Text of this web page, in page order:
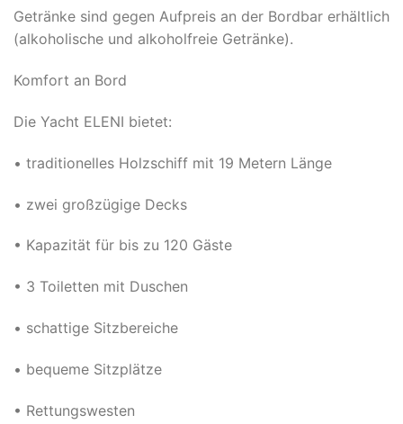
Getränke sind gegen Aufpreis an der Bordbar erhältlich
(alkoholische und alkoholfreie Getränke).
Komfort an Bord
Die Yacht ELENI bietet:
• traditionelles Holzschiff mit 19 Metern Länge
• zwei großzügige Decks
• Kapazität für bis zu 120 Gäste
• 3 Toiletten mit Duschen
• schattige Sitzbereiche
• bequeme Sitzplätze
• Rettungswesten